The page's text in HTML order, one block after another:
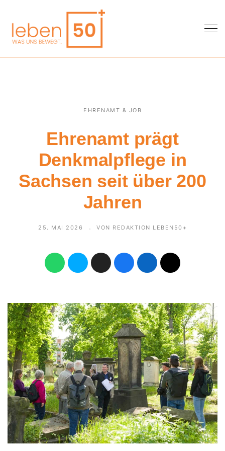
EHRENAMT & JOB
Ehrenamt prägt
Denkmalpflege in
Sachsen seit über 200
Jahren
25. MAI 2026 VON REDAKTION LEBEN50+